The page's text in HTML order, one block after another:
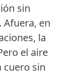
sin
Afuera, en
la
el aire
cuero sin